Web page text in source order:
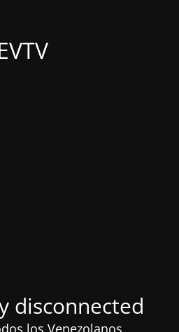
disconnected
los Venezolanos